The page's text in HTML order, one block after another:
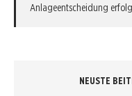
Anlageentscheidung
NEUSTE